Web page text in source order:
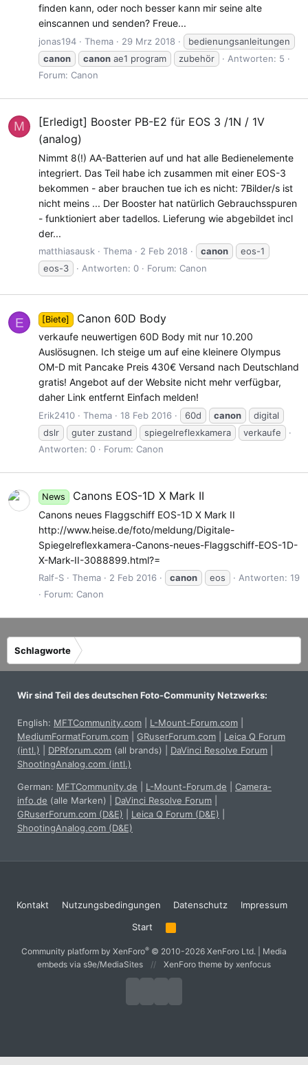
finden kann, oder noch besser kann mir seine alte
einscannen und senden? Freue...
jonas194 Thema 29 Mrz 2018
bedienungsanleitungen
canon
canon ae1 program zubehör
Antworten: 5
Forum: Canon
M [Erledigt] Booster PB-E2 für EOS 3 /1N / 1V
(analog)
Nimmt 8(!) AA-Batterien auf und hat alle Bedienelemente
integriert. Das Teil habe ich zusammen mit einer EOS-3
bekommen - aber brauchen tue ich es nicht: 7Bilder/s ist
nicht meins ... Der Booster hat natürlich Gebrauchsspuren
- funktioniert aber tadellos. Lieferung wie abgebildet incl
der...
matthiasausk Thema 2 Feb 2018 canon
eos-1
eos-3
Antworten: 0 Forum: Canon
E [Biete] Canon 60D Body
verkaufe neuwertigen 60D Body mit nur 10.200
Auslösugnen. Ich steige um auf eine kleinere Olympus
OM-D mit Pancake Preis 430€ Versand nach Deutschland
gratis! Angebot auf der Website nicht mehr verfügbar,
daher Link entfernt Einfach melden!
Erik2410 Thema 18 Feb 2016 60d canon
digital
dslr
guter zustand spiegelreflexkamera
verkaufe
Antworten: 0
Forum: Canon
News Canons EOS-1D X Mark II
Canons neues Flaggschiff EOS-1D X Mark II
http://www.heise.de/foto/meldung/Digitale-
Spiegelreflexkamera-Canons-neues-Flaggschiff-EOS-1D-
X-Mark-II-3088899.html?=
Ralf-S Thema 2 Feb 2016 canon eos
Antworten: 19
Forum: Canon
Schlagworte
Wir sind Teil des deutschen Foto-Community Netzwerks:
English: MFTCommunity.com L-Mount-Forum.com
MediumFormatForum.com
GRuserForum.com
Leica Q Forum
(intl.)
DPRforum.com (all brands) DaVinci Resolve Forum
ShootingAnalog.com (intl.)
German: MFTCommunity.de L-Mount-Forum.de
Camera-
info.de (alle Marken) DaVinci Resolve Forum
GRuserForum.com (D&E)
Leica Q Forum (D&E)
ShootingAnalog.com (D&E)
Kontakt Nutzungsbedingungen Datenschutz
Impressum
Start
R
Community platform by XenForo® © 2010-2026 XenForo Ltd.
Media
embeds via s9e/MediaSites
XenForo theme by xenfocus